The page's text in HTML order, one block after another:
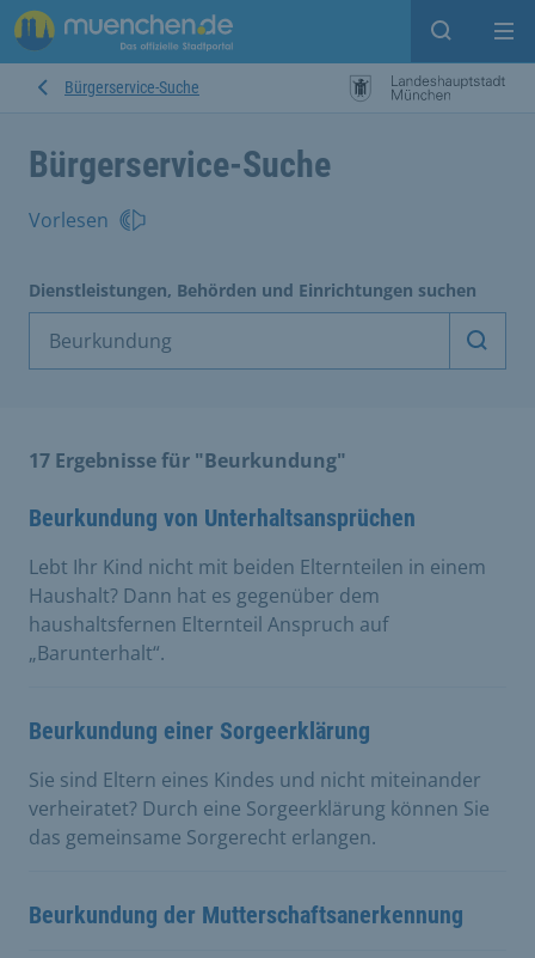
Suche
Bürgerservice-Suche
Bürgerservice-Suche
Vorlesen
Dienstleistungen, Behörden und Einrichtungen suchen
17 Ergebnisse für "Beurkundung"
Beurkundung von Unterhaltsansprüchen
Lebt Ihr Kind nicht mit beiden Elternteilen in einem
Haushalt? Dann hat es gegenüber dem
haushaltsfernen Elternteil Anspruch auf
„Barunterhalt“.
Beurkundung einer Sorgeerklärung
Sie sind Eltern eines Kindes und nicht miteinander
verheiratet? Durch eine Sorgeerklärung können Sie
das gemeinsame Sorgerecht erlangen.
Beurkundung der Mutterschaftsanerkennung